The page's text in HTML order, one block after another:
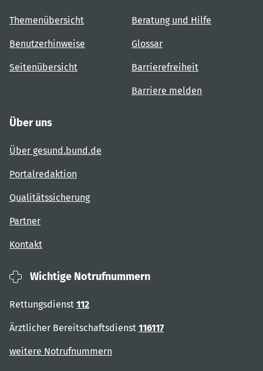
Themenübersicht
Benutzerhinweise
Seitenübersicht
Beratung und Hilfe
Glossar
Barrierefreiheit
Barriere melden
Über uns
Über gesund.bund.de
Portalredaktion
Qualitätssicherung
Partner
Kontakt
Wichtige Notrufnummern
Rettungsdienst 112
Ärztlicher Bereitschaftsdienst 116117
weitere Notrufnummern